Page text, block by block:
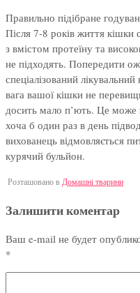
Правильно підібране
Після 7-8 років життя
з вмістом протеїну та
не підходять. Попередити
спеціалізований
вага вашої кішки не
досить мало п’ють. Це може
хоча б один раз в день
вихованець відмовляється
курячий бульйон.
Розташовано в Домашні тварини
Залишити коментар
Ваш e-mail не будет
*